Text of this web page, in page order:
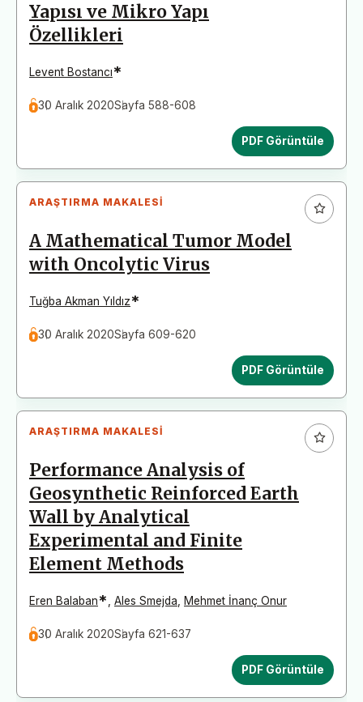
Yapısı ve Mikro Yapı
Özellikleri
Levent Bostancı*
30 Aralık 2020Sayfa 588-608
PDF Görüntüle
ARAŞTIRMA MAKALESI
A Mathematical Tumor Model
with Oncolytic Virus
Tuğba Akman Yıldız*
30 Aralık 2020Sayfa 609-620
PDF Görüntüle
ARAŞTIRMA MAKALESI
Performance Analysis of
Geosynthetic Reinforced Earth
Wall by Analytical
Experimental and Finite
Element Methods
Eren Balaban* Ales Smejda Mehmet İnanç Onur
30 Aralık 2020Sayfa 621-637
PDF Görüntüle